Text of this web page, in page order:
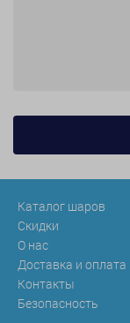
Каталог шаров
Скидки
О нас
Доставка и оплата
Контакты
Безопасность